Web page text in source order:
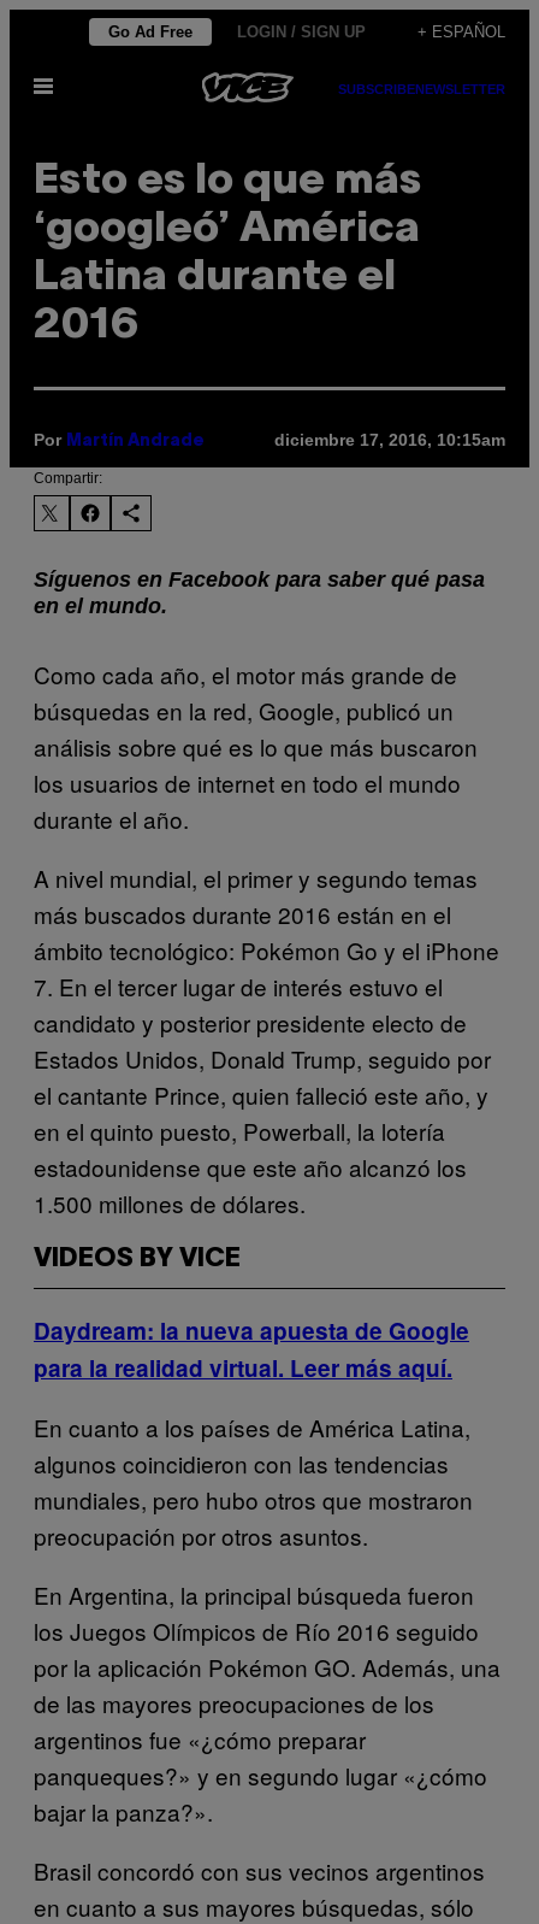
contenido
Go Ad Free LOGIN / SIGN UP + ESPAÑOL
Abrir
SUBSCRIBENEWSLETTER
Esto es lo que más
‘googleó’ América
Latina durante el
2016
Por Martín Andrade diciembre 17, 2016, 10:15am
Compartir:
Síguenos en Facebook para saber qué pasa
en el mundo.
Como cada año, el motor más grande de
búsquedas en la red, Google, publicó un
análisis sobre qué es lo que más buscaron
los usuarios de internet en todo el mundo
durante el año.
A nivel mundial, el primer y segundo temas
más buscados durante 2016 están en el
ámbito tecnológico: Pokémon Go y el iPhone
7. En el tercer lugar de interés estuvo el
candidato y posterior presidente electo de
Estados Unidos, Donald Trump, seguido por
el cantante Prince, quien falleció este año, y
en el quinto puesto, Powerball, la lotería
estadounidense que este año alcanzó los
1.500 millones de dólares.
VIDEOS BY VICE
Daydream: la nueva apuesta de Google
para la realidad virtual. Leer más aquí.
En cuanto a los países de América Latina,
algunos coincidieron con las tendencias
mundiales, pero hubo otros que mostraron
preocupación por otros asuntos.
En Argentina, la principal búsqueda fueron
los Juegos Olímpicos de Río 2016 seguido
por la aplicación Pokémon GO. Además, una
de las mayores preocupaciones de los
argentinos fue «¿cómo preparar
panqueques?» y en segundo lugar «¿cómo
bajar la panza?».
Brasil concordó con sus vecinos argentinos
en cuanto a sus mayores búsquedas, sólo